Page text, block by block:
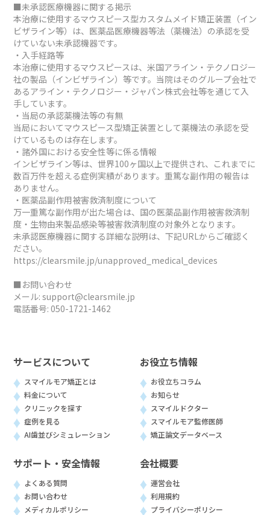
■未承認医療機器に関する掲示
本治療に使用するマウスピース型カスタムメイド矯正装置（イン
ビザライン等）は、医薬品医療機器等法（薬機法）の承認を受
けていない未承認機器です。
・入手経路等
本治療に使用するマウスピースは、米国アライン・テクノロジー
社の製品（インビザライン）等です。当院はそのグループ会社で
あるアライン・テクノロジー・ジャパン株式会社等を通じて入
手しています。
・当局の承認薬機法等の有無
当局においてマウスピース型矯正装置として薬機法の承認を受
けているものは存在します。
・諸外国における安全性等に係る情報
インビザライン等は、世界100ヶ国以上で提供され、これまでに
数百万件を超える症例実績があります。重篤な副作用の報告は
ありません。
・医薬品副作用被害救済制度について
万一重篤な副作用が出た場合は、国の医薬品副作用被害救済制
度・生物由来製品感染等被害救済制度の対象外となります。
未承認医療機器に関する詳細な説明は、下記URLからご確認く
ださい。
https://clearsmile.jp/unapproved_medical_devices
■お問い合わせ
メール: support@clearsmile.jp
電話番号: 050-1721-1462
サービスについて
スマイルモア矯正とは
料金について
クリニックを探す
症例を見る
AI歯並びシミュレーション
お役立ち情報
お役立ちコラム
お知らせ
スマイルドクター
スマイルモア監修医師
矯正論文データベース
サポート・安全情報
よくある質問
お問い合わせ
メディカルポリシー
会社概要
運営会社
利用規約
プライバシーポリシー